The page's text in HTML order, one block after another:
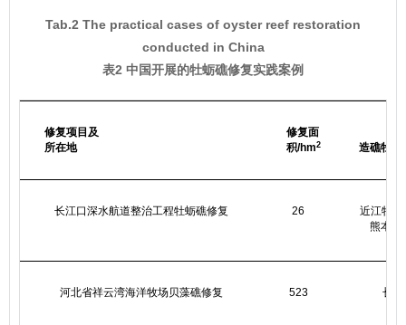
Tab.2 The practical cases of oyster reef restoration
conducted in China
表2 中国开展的牡蛎礁修复实践案例
修复项目及
所在地
修复面
积/hm2 造礁牡蛎
长江口深水航道整治工程牡蛎礁修复 26 近江牡蛎
熊本牡
河北省祥云湾海洋牧场贝藻礁修复 523 长牡